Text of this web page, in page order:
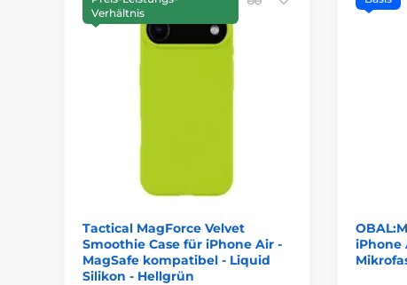
Verhältnis
Tactical MagForce Velvet
Smoothie Case für iPhone Air -
MagSafe kompatibel - Liquid
Silikon - Hellgrün
iPhone